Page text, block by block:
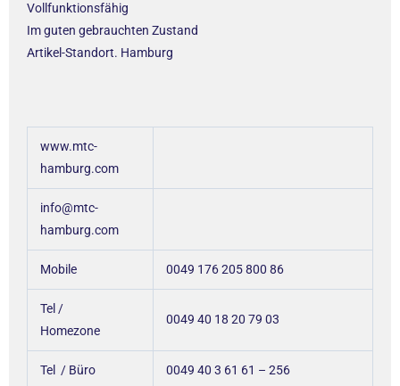
Vollfunktionsfähig
Im guten gebrauchten Zustand
Artikel-Standort. Hamburg
www.mtc-
hamburg.com
info@mtc-
hamburg.com
Mobile 0049 176 205 800 86
Tel /
Homezone
0049 40 18 20 79 03
Tel / Büro 0049 40 3 61 61 – 256